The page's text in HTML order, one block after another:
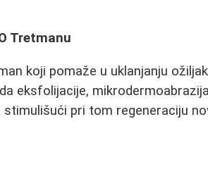
Tretmanu
koji pomaže u uklanjanju
eksfolijacije,
pri tom regeneraciju